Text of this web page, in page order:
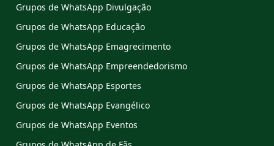
Grupos de WhatsApp Divulgação
Grupos de WhatsApp Educação
Grupos de WhatsApp Emagrecimento
Grupos de WhatsApp Empreendedorismo
Grupos de WhatsApp Esportes
Grupos de WhatsApp Evangélico
Grupos de WhatsApp Eventos